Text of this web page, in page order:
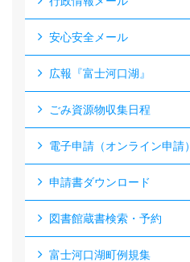
安心安全メール
広報『富士河口湖』
ごみ資源物収集日程
電子申請（オンライン申請）
申請書ダウンロード
図書館蔵書検索・予約
富士河口湖町例規集